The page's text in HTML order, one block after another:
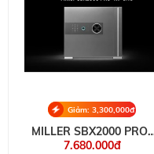
Giảm: 3,300,000đ
MILLER SBX2000 PRO-
1W
7.680.000đ